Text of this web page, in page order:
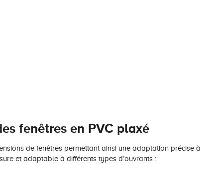
fenêtres en PVC plaxé
de fenêtres permettant ainsi une adaptation précise à
et adaptable à différents types d’ouvrants :